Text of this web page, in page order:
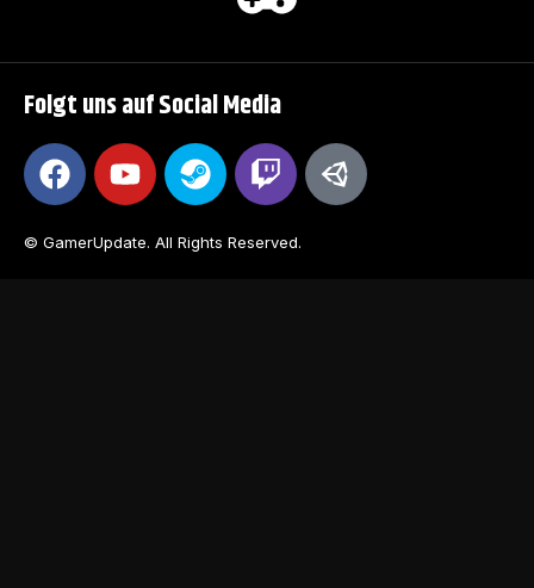
Folgt uns auf Social Media
© GamerUpdate. All Rights Reserved.